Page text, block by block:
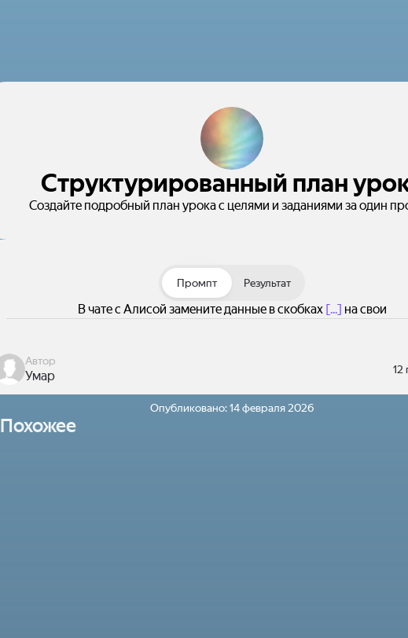
Структурированный план
Создайте подробный план урока с целями и заданиями за один
Промпт Результат
В чате с Алисой замените данные в скобках [...] на свои
Автор
Умар 12
Опубликовано:14 февраля 2026
Похожее